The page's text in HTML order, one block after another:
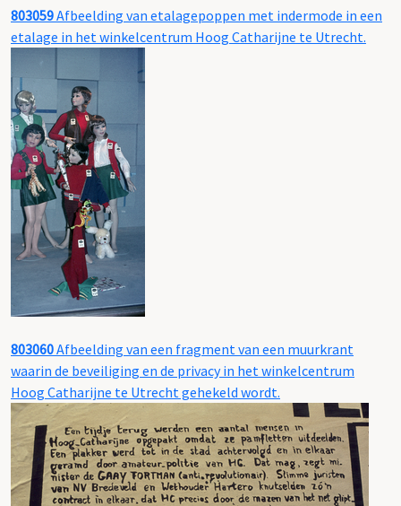
803059Afbeelding van etalagepoppen met indermode in een
etalage in het winkelcentrum Hoog Catharijne te Utrecht.
803060Afbeelding van een fragment van een muurkrant
waarin de beveiliging en de privacy in het winkelcentrum
Hoog Catharijne te Utrecht gehekeld wordt.